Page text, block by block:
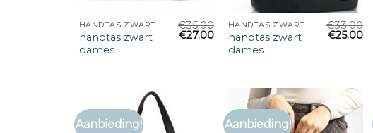
handtas zwart
dames
€35.00
€27.00
handtas zwart
dames
€33.00
€25.00
Aanbieding! Aanbieding!